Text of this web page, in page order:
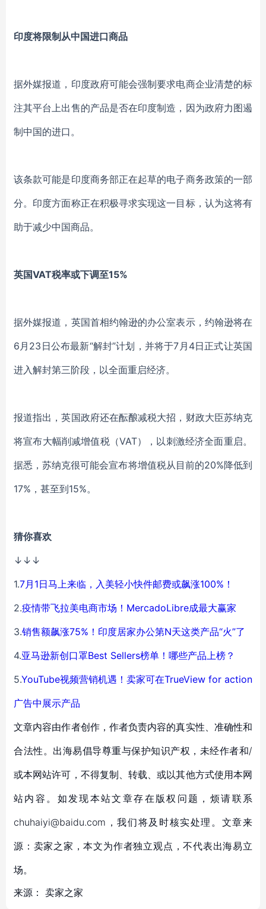
印度将限制从中国进口商品
据外媒报道，印度政府可能会强制要求电商企业清楚的标
注其平台上出售的产品是否在印度制造，因为政府力图遏
制中国的进口。
该条款可能是印度商务部正在起草的电子商务政策的一部
分。印度方面称正在积极寻求实现这一目标，认为这将有
助于减少中国商品。
英国VAT税率或下调至15%
据外媒报道，英国首相约翰逊的办公室表示，约翰逊将在
6月23日公布最新“解封”计划，并将于7月4日正式让英国
进入解封第三阶段，以全面重启经济。
报道指出，英国政府还在酝酿减税大招，财政大臣苏纳克
将宣布大幅削减增值税（VAT），以刺激经济全面重启。
据悉，苏纳克很可能会宣布将增值税从目前的20%降低到
17%，甚至到15%。
猜你喜欢
↓↓↓
1.7月1日马上来临，入美轻小快件邮费或飙涨100%！
2.疫情带飞拉美电商市场！MercadoLibre成最大赢家
3.销售额飙涨75%！印度居家办公第N天这类产品“火”了
4.亚马逊新创口罩Best Sellers榜单！哪些产品上榜？
5.YouTube视频营销机遇！卖家可在TrueView for action
广告中展示产品
文章内容由作者创作，作者负责内容的真实性、准确性和
合法性。出海易倡导尊重与保护知识产权，未经作者和/
或本网站许可，不得复制、转载、或以其他方式使用本网
站内容。如发现本站文章存在版权问题，烦请联系
chuhaiyi@baidu.com，我们将及时核实处理。文章来
源：卖家之家，本文为作者独立观点，不代表出海易立
场。
来源： 卖家之家